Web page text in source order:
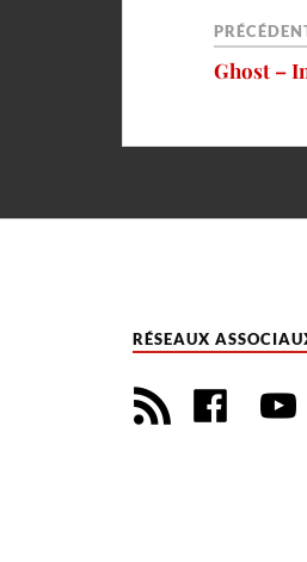
Ghost –
RÉSEAUX